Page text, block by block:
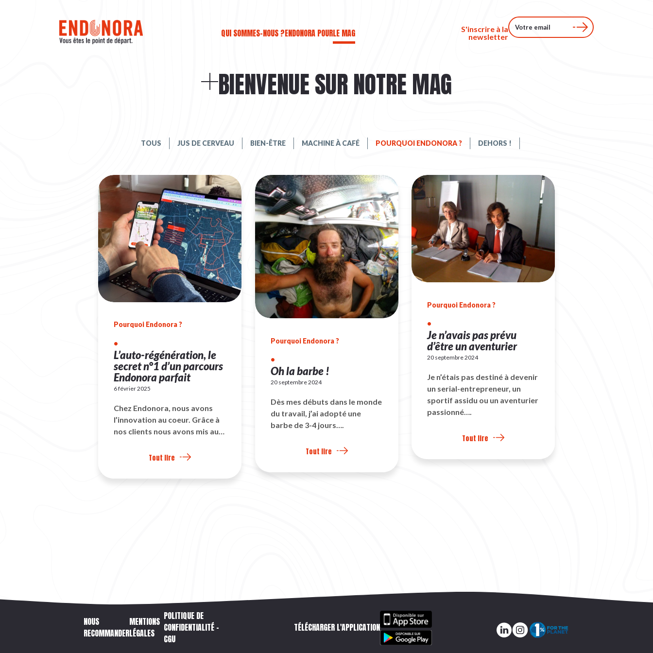
QUI SOMMES-NOUS ?ENDONORA POURLE MAG
S'inscrire à la
newsletter
BIENVENUE SUR NOTRE MAG
Tri catégories
TOUS JUS DE CERVEAU BIEN-ÊTRE MACHINE À CAFÉ POURQUOI ENDONORA ? DEHORS !
Pourquoi Endonora ?
•
L’auto-régénération, le
secret n°1 d’un parcours
Endonora parfait
6 février 2025
Chez Endonora, nous avons
l’innovation au coeur. Grâce à
nos clients nous avons mis au…
Tout lire
Pourquoi Endonora ?
•
Oh la barbe !
20 septembre 2024
Dès mes débuts dans le monde
du travail, j’ai adopté une
barbe de 3-4 jours….
Tout lire
Pourquoi Endonora ?
•
Je n’avais pas prévu
d’être un aventurier
20 septembre 2024
Je n’étais pas destiné à devenir
un serial-entrepreneur, un
sportif assidu ou un aventurier
passionné….
Tout lire
NOUS
RECOMMANDER
MENTIONS
LÉGALES
POLITIQUE DE
CONFIDENTIALITÉ –
CGU
TÉLÉCHARGER L'APPLICATION